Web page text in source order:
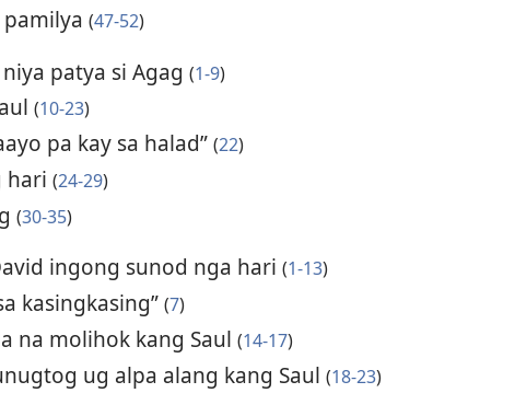
(47-52)
patya si Agag (1-9)
(10-23)
pa kay sa halad”(22)
hari (24-29)
(30-35)
ingong sunod nga hari (1-13)
kasingkasing”(7)
na molihok kang Saul (14-17)
ug alpa alang kang Saul (18-23)